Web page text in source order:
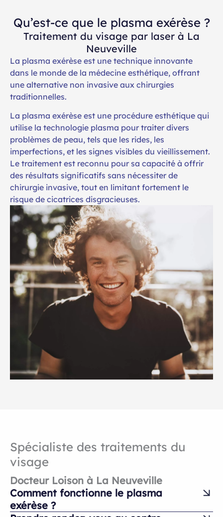
Qu’est-ce que le plasma exérèse ?
Traitement du visage par laser à La
Neuveville
La plasma exérèse est une technique innovante
dans le monde de la médecine esthétique, offrant
une alternative non invasive aux chirurgies
traditionnelles.
La plasma exérèse est une procédure esthétique qui
utilise la technologie plasma pour traiter divers
problèmes de peau, tels que les rides, les
imperfections, et les signes visibles du vieillissement.
Le traitement est reconnu pour sa capacité à offrir
des résultats significatifs sans nécessiter de
chirurgie invasive, tout en limitant fortement le
risque de cicatrices disgracieuses.
Spécialiste des traitements du
visage
Docteur Loison à La Neuveville
Comment fonctionne le plasma
exérèse ?